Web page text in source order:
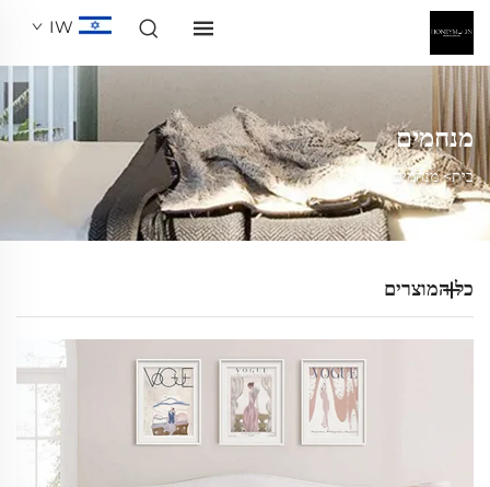
IW
מנחמים
בית>מנחמים
כל המוצרים